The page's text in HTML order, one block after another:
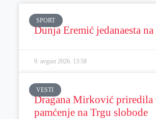
SPORT
Dunja Eremić jedanaesta na
9. avgust 2026. 13:58
VESTI
Dragana Mirković priredila
pamćenje na Trgu slobode